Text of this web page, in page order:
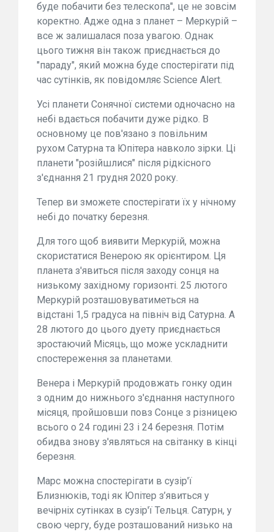
буде побачити без телескопа", це не зовсім
коректно. Адже одна з планет – Меркурій –
все ж залишалася поза увагою. Однак
цього тижня він також приєднається до
"параду", який можна буде спостерігати під
час сутінків, як повідомляє Science Alert.
Усі планети Сонячної системи одночасно на
небі вдається побачити дуже рідко. В
основному це пов'язано з повільним
рухом Сатурна та Юпітера навколо зірки. Ці
планети "розійшлися" після рідкісного
з'єднання 21 грудня 2020 року.
Тепер ви зможете спостерігати їх у нічному
небі до початку березня.
Для того щоб виявити Меркурій, можна
скористатися Венерою як орієнтиром. Ця
планета з'явиться після заходу сонця на
низькому західному горизонті. 25 лютого
Меркурій розташовуватиметься на
відстані 1,5 градуса на північ від Сатурна. А
28 лютого до цього дуету приєднається
зростаючий Місяць, що може ускладнити
спостереження за планетами.
Венера і Меркурій продовжать гонку один
з одним до нижнього з'єднання наступного
місяця, пройшовши повз Сонце з різницею
всього о 24 годині 23 і 24 березня. Потім
обидва знову з'являться на світанку в кінці
березня.
Марс можна спостерігати в сузір'ї
Близнюків, тоді як Юпітер з’явиться у
вечірніх сутінках в сузір'ї Тельця. Сатурн, у
свою чергу, буде розташований низько на